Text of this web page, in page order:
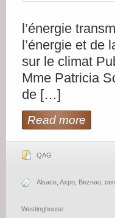
l’énergie
l’énergie et de
sur le climat
Mme Patricia
de […]
Read more
QAG
Alsace Axpo Beznau
Westinghouse